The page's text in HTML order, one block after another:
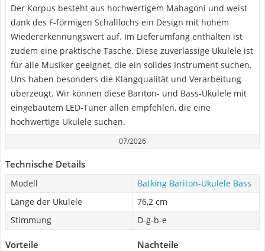
Der Korpus besteht aus hochwertigem Mahagoni und weist
dank des F-förmigen Schalllochs ein Design mit hohem
Wiedererkennungswert auf. Im Lieferumfang enthalten ist
zudem eine praktische Tasche. Diese zuverlässige Ukulele ist
für alle Musiker geeignet, die ein solides Instrument suchen.
Uns haben besonders die Klangqualität und Verarbeitung
überzeugt. Wir können diese Bariton- und Bass-Ukulele mit
eingebautem LED-Tuner allen empfehlen, die eine
hochwertige Ukulele suchen.
07/2026
Technische Details
Modell
Batking Bariton-Ukulele Bass
Länge der Ukulele
76,2 cm
Stimmung
D-g-b-e
Vorteile Nachteile